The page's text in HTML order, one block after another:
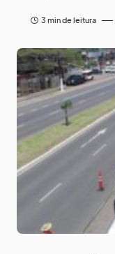
3 min de leitura